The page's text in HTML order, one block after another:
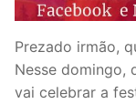
Prezado irmão,
Nesse domingo,
vai celebrar a